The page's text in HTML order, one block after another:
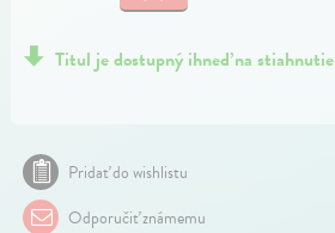
Titul je dostupný ihneď na stiahnutie
Pridať do wishlistu
Odporučiť známemu